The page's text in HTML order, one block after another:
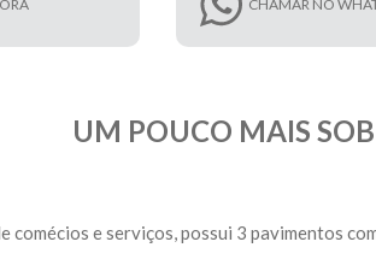
CHAMAR NO
UM POUCO MAIS
comécios e serviços, possui 3 pavimentos